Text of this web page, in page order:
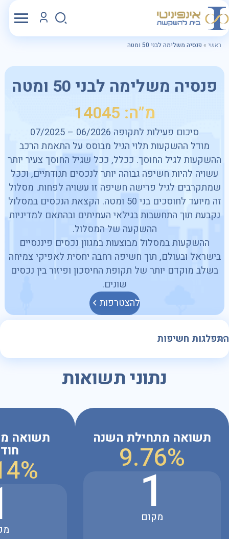
ראשי » פנסיה משלימה לבני 50 ומטה
פנסיה משלימה לבני 50 ומטה
מ”ה: 14045
סיכום פעילות לתקופה 06/2026 – 07/2025
מודל ההשקעות תלוי הגיל מבוסס על התאמת הרכב
ההשקעות לגיל החוסך. ככלל, ככל שגיל החוסך צעיר יותר
עשויה להיות חשיפה גבוהה יותר לנכסים תנודתיים, וככל
שמתקרבים לגיל פרישה חשיפה זו עשויה לפחות. מסלול
זה מיועד לחוסכים בני 50 ומטה. הקצאת הנכסים במסלול
נקבעת תוך התחשבות בגילאי העמיתים ובהתאם למדיניות
ההשקעה של המסלול.
ההשקעות במסלול מבוצעות במגוון נכסים פיננסיים
בישראל ובעולם, תוך חשיפה רחבה יחסית לאפיקי צמיחה
בשלב מוקדם יותר של תקופת החיסכון ופיזור בין נכסים
שונים.
להצטרפות
נתוני תשואות
תשואה מתחילת השנה
9.76%
1
מקום